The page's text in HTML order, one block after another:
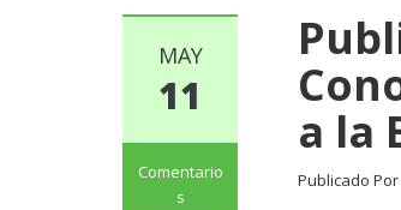
MAY
11
Comentario
s
a la
Publicado Por